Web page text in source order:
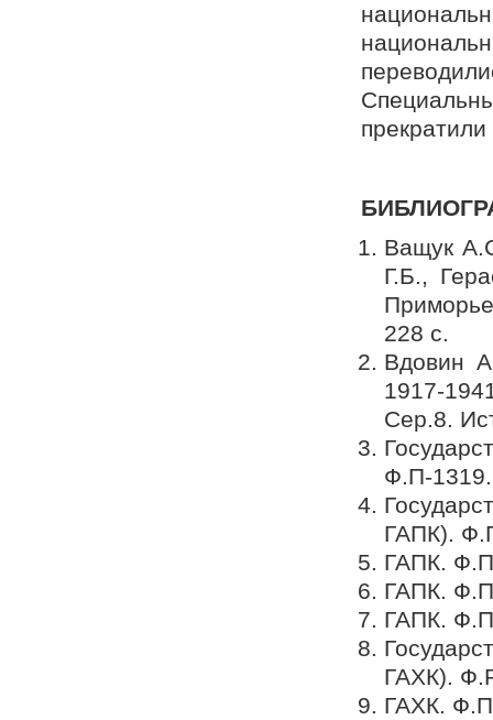
Ващук
Г.Б.,
228 с.
Вдовин
1917-
Сер.8.
Ф.П-
ГАПК).
ГАПК.
ГАПК.
ГАПК.
ГАХК).
ГАХК.